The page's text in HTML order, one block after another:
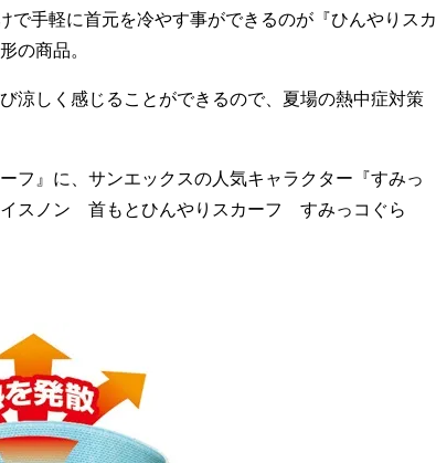
手軽に首元を冷やす事ができるのが『ひんやりスカ
の商品。
涼しく感じることができるので、夏場の熱中症対策
』に、サンエックスの人気キャラクター『すみっ
イスノン 首もとひんやりスカーフ すみっコぐら